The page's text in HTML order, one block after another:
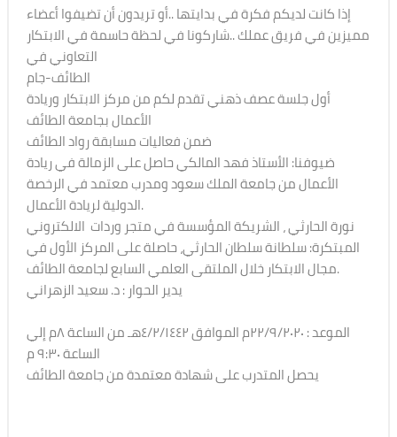
إذا كانت لديكم فكرة في بدايتها ..أو تريدون أن تضيفوا أعضاء
مميزين في فريق عملك ..شاركونا في لحظة حاسمة في الابتكار
التعاوني في
الطائف-جام
أول جلسة عصف ذهني تقدم لكم من مركز الابتكار وريادة
الأعمال بجامعة الطائف
ضمن فعاليات مسابقة رواد الطائف
ضيوفنا: الأستاذ فهد المالكي حاصل على الزمالة في ريادة
الأعمال من جامعة الملك سعود ومدرب معتمد في الرخصة
الدولية لريادة الأعمال.
نورة الحارثي ، الشريكة المؤسسة في متجر وردات الالكتروني
المبتكرة: سلطانة سلطان الحارثي، حاصلة على المركز الأول في
مجال الابتكار خلال الملتقى العلمي السابع لجامعة الطائف.
يدير الحوار : د. سعيد الزهراني
الموعد : ٢٢/٩/٢٠٢٠م الموافق ٤/٢/١٤٤٢هـ من الساعة ٨م إلي
الساعة ٩:٣٠ م
يحصل المتدرب على شهادة معتمدة من جامعة الطائف